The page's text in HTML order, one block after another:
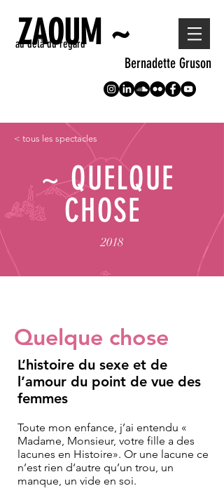
au delà du regard
Bernadette Gruson
ZAOUM ~
< tous les spectacles
~ QUELQUE
CHOSE
2018
Quelque chose
L’histoire du sexe et de
l’amour du point de vue des
femmes
Toute mon enfance, j’ai entendu «
Madame, Monsieur, votre fille a des
lacunes en Histoire». Or une lacune ce
n’est rien d‘autre qu’un trou, un
manque, un vide en soi.